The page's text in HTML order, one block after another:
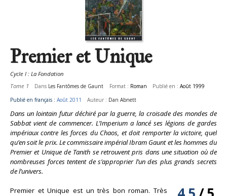
Premier et Unique
Cycle I : La Fondation
Tome 1
Dans Les Fantômes de Gaunt Format : Roman Publié en :Août 1999
Publié en français : Août 2011 Auteur : Dan Abnett
Dans un lointain futur déchiré par la guerre, la croisade des mondes de
Sabbat vient de commencer. L’Imperium a lancé ses légions de gardes
impériaux contre les forces du Chaos, et doit remporter la victoire, quel
qu’en soit le prix. Le commissaire impérial Ibram Gaunt et les hommes du
Premier et Unique de Tanith se retrouvent pris dans une situation où de
nombreuses forces tentent de s’approprier l’un des plus grands secrets
de l’univers.
Premier et Unique est un très bon roman. Très